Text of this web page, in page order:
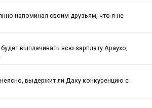
напоминал своим друзьям, что я не
выплачивать всю зарплату Араухо,
выдержит ли Даку конкуренцию с